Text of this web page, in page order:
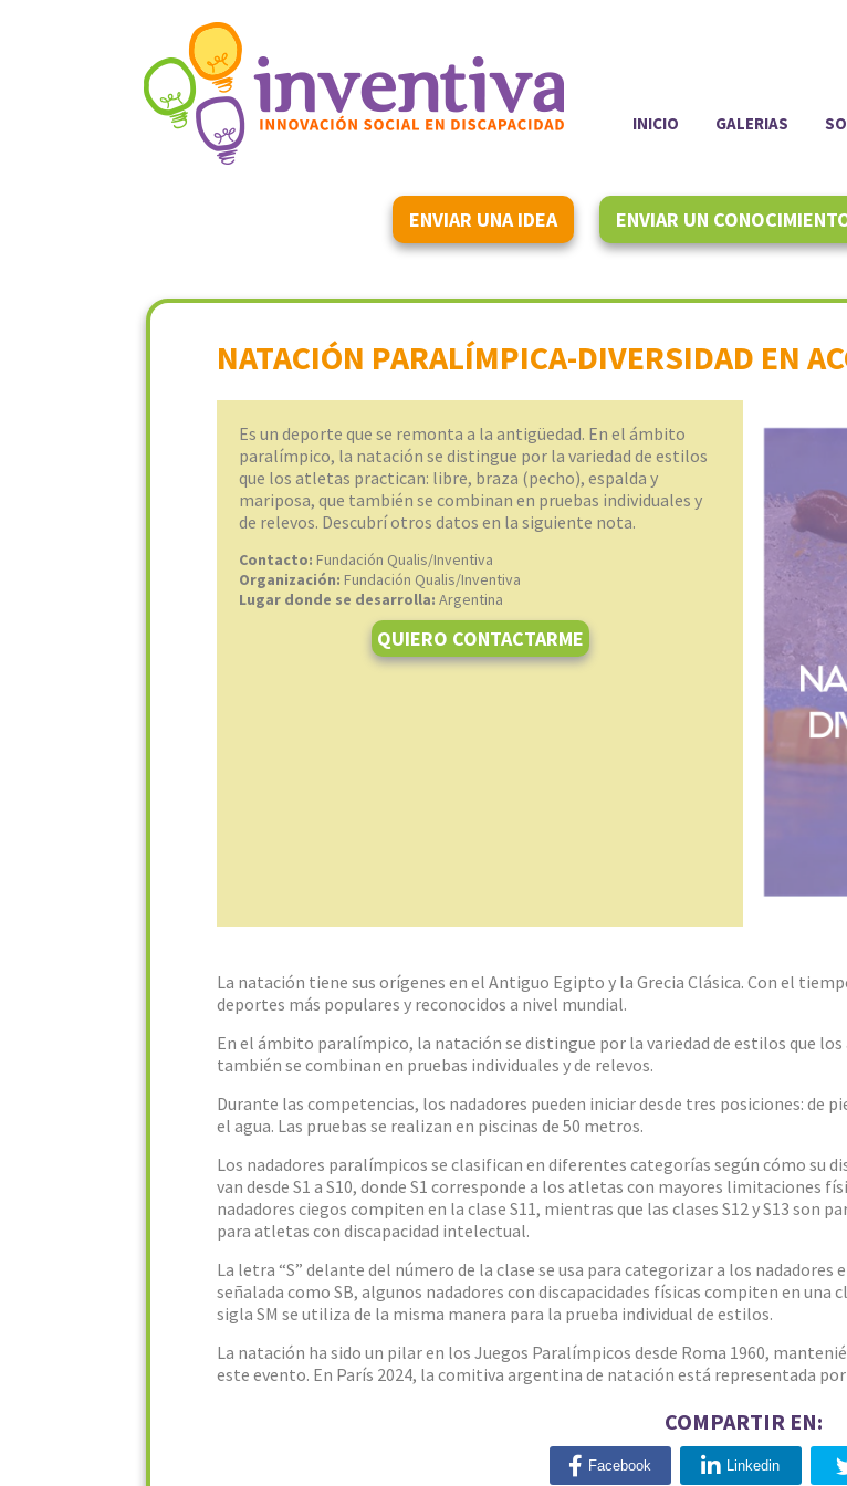
INICIO GALERIAS
ENVIAR UNA IDEA ENVIAR UN
NATACIÓN PARALÍMPICA-DIVERSIDAD EN
Es un deporte que se remonta a la antigüedad. En el ámbito
paralímpico, la natación se distingue por la variedad de estilos
que los atletas practican: libre, braza (pecho), espalda y
mariposa, que también se combinan en pruebas individuales y
de relevos. Descubrí otros datos en la siguiente nota.
Contacto: Fundación Qualis/Inventiva
Organización: Fundación Qualis/Inventiva
Lugar donde se desarrolla: Argentina
QUIERO CONTACTARME
La natación tiene sus orígenes en el Antiguo Egipto y la Grecia Clásica. Con el
deportes más populares y reconocidos a nivel mundial.
En el ámbito paralímpico, la natación se distingue por la variedad de estilos que
también se combinan en pruebas individuales y de relevos.
Durante las competencias, los nadadores pueden iniciar desde tres posiciones: de
el agua. Las pruebas se realizan en piscinas de 50 metros.
Los nadadores paralímpicos se clasifican en diferentes categorías según cómo su
van desde S1 a S10, donde S1 corresponde a los atletas con mayores limitaciones
nadadores ciegos compiten en la clase S11, mientras que las clases S12 y S13 son
para atletas con discapacidad intelectual.
La letra “S” delante del número de la clase se usa para categorizar a los nadadores
señalada como SB, algunos nadadores con discapacidades físicas compiten en una
sigla SM se utiliza de la misma manera para la prueba individual de estilos.
La natación ha sido un pilar en los Juegos Paralímpicos desde Roma 1960,
este evento. En París 2024, la comitiva argentina de natación está representada
COMPARTIR EN:
Facebook Linkedin